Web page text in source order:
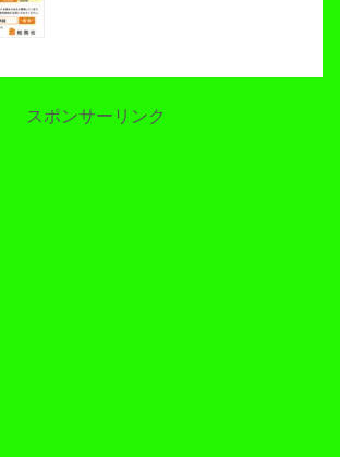
スポンサーリンク